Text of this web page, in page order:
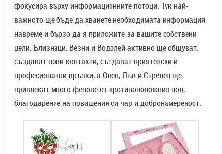
фокусира върху информационните потоци. Тук най-
важното ще бъде да хванете необходимата информация
навреме и бързо да я приложите за вашите собствени
цели. Близнаци, Везни и Водолей активно ще общуват,
създават нови контакти, създават приятелски и
професионални връзки, а Овен, Лъв и Стрелец ще
привлекат много фенове от противоположния пол,
благодарение на повишения си чар и добронамереност.